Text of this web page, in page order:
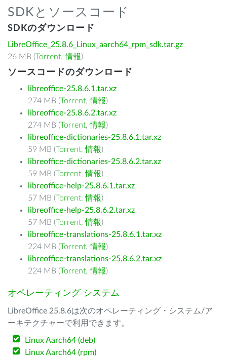
SDKとソースコード
SDKのダウンロード
LibreOffice_25.8.6_Linux_aarch64_rpm_sdk.tar.gz
26 MB (Torrent,情報)
ソースコードのダウンロード
libreoffice-25.8.6.1.tar.xz
274 MB (Torrent,情報)
libreoffice-25.8.6.2.tar.xz
274 MB (Torrent,情報)
libreoffice-dictionaries-25.8.6.1.tar.xz
59 MB (Torrent,情報)
libreoffice-dictionaries-25.8.6.2.tar.xz
59 MB (Torrent,情報)
libreoffice-help-25.8.6.1.tar.xz
57 MB (Torrent,情報)
libreoffice-help-25.8.6.2.tar.xz
57 MB (Torrent,情報)
libreoffice-translations-25.8.6.1.tar.xz
224 MB (Torrent,情報)
libreoffice-translations-25.8.6.2.tar.xz
224 MB (Torrent,情報)
オペレーティング システム
LibreOffice 25.8.6は次のオペレーティング・システム/ア
ーキテクチャーで利用できます。
Linux Aarch64 (deb)
Linux Aarch64 (rpm)